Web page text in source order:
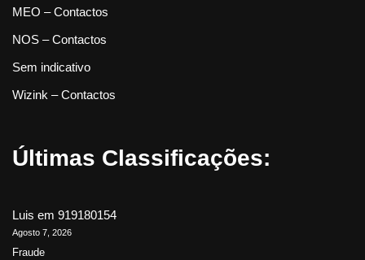
MEO – Contactos
NOS – Contactos
Sem indicativo
Wizink – Contactos
Últimas Classificações:
Luis em 919180154
Agosto 7, 2026
Fraude